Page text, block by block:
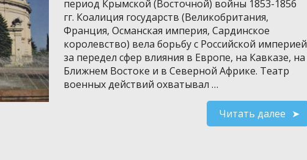
период Крымской (Восточной) войны 1853-1856
гг. Коалиция государств (Великобритания,
Франция, Османская империя, Сардинское
королевство) вела борьбу с Российской империей
за передел сфер влияния в Европе, на Кавказе, на
Ближнем Востоке и в Северной Африке. Театр
военных действий охватывал …
Читать далее